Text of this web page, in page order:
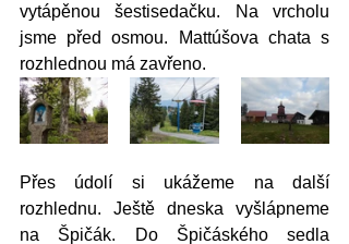
vytápěnou šestisedačku. Na vrcholu
jsme před osmou. Mattúšova chata s
rozhlednou má zavřeno.
Přes údolí si ukážeme na další
rozhlednu. Ještě dneska vyšlápneme
na Špičák. Do Špičáského sedla